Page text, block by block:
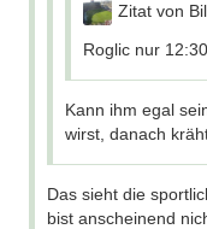
Zitat von
Roglic nur
Kann ihm egal
wirst, danach
Das sieht die
bist anscheinend